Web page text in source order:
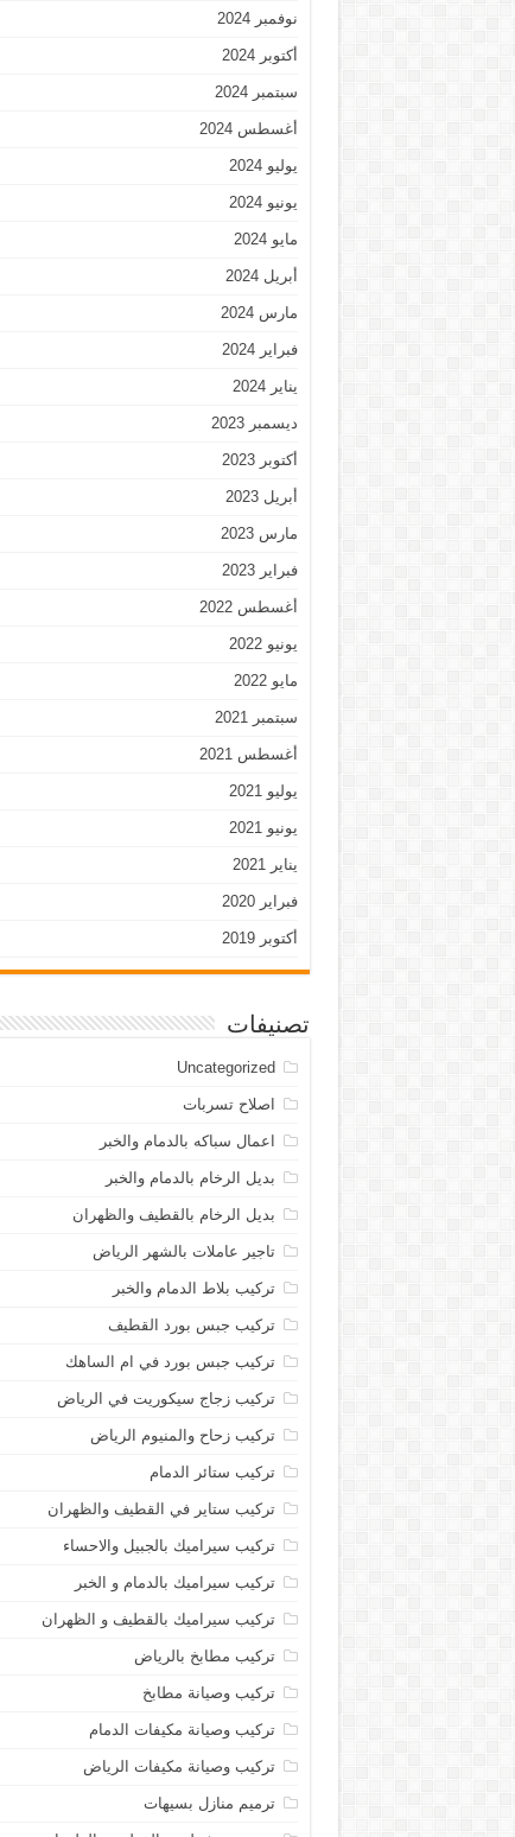
نوفمبر 2024
أكتوبر 2024
سبتمبر 2024
أغسطس 2024
يوليو 2024
يونيو 2024
مايو 2024
أبريل 2024
مارس 2024
فبراير 2024
يناير 2024
ديسمبر 2023
أكتوبر 2023
أبريل 2023
مارس 2023
فبراير 2023
أغسطس 2022
يونيو 2022
مايو 2022
سبتمبر 2021
أغسطس 2021
يوليو 2021
يونيو 2021
يناير 2021
فبراير 2020
أكتوبر 2019
تصنيفات
Uncategorized
اصلاح تسربات
اعمال سباكه بالدمام والخبر
بديل الرخام بالدمام والخبر
بديل الرخام بالقطيف والظهران
تاجير عاملات بالشهر الرياض
تركيب بلاط الدمام والخبر
تركيب جبس بورد القطيف
تركيب جبس بورد في ام الساهك
تركيب زجاج سيكوريت في الرياض
تركيب زحاح والمنيوم الرياض
تركيب ستائر الدمام
تركيب ستاير في القطيف والظهران
تركيب سيراميك بالجبيل والاحساء
تركيب سيراميك بالدمام و الخبر
تركيب سيراميك بالقطيف و الظهران
تركيب مطابخ بالرياض
تركيب وصيانة مطابخ
تركيب وصيانة مكيفات الدمام
تركيب وصيانة مكيفات الرياض
ترميم منازل بسيهات